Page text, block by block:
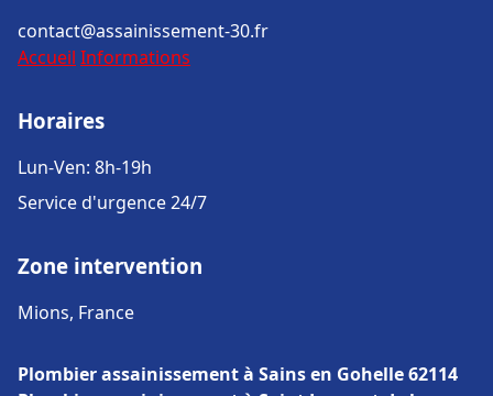
contact@assainissement-30.fr
Accueil Informations
Horaires
Lun-Ven: 8h-19h
Service d'urgence 24/7
Zone intervention
Mions, France
Plombier assainissement à Sains en Gohelle 62114